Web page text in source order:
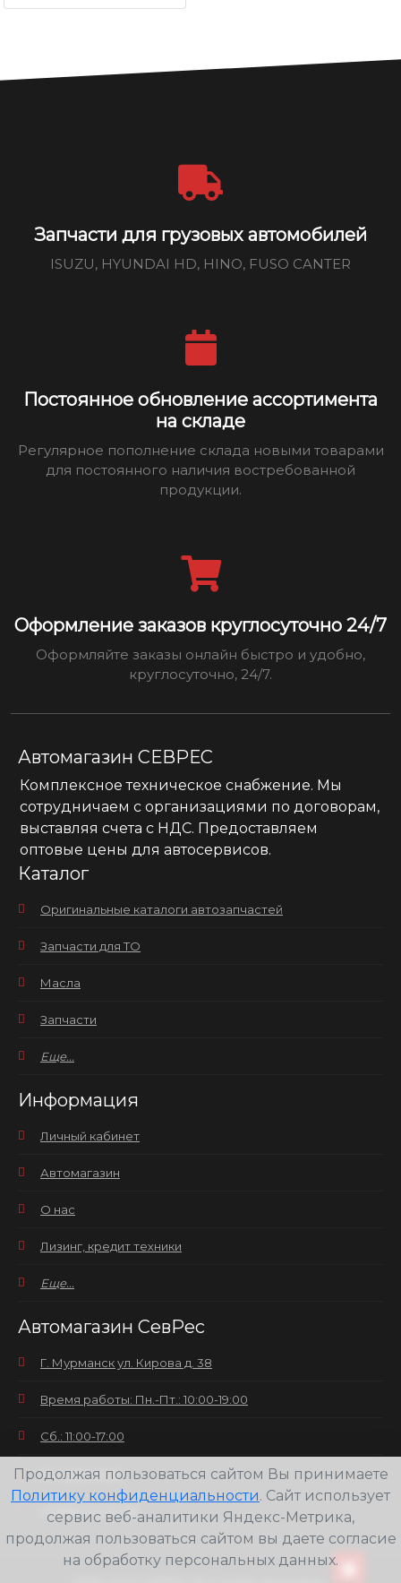
Запчасти для грузовых автомобилей
ISUZU, HYUNDAI HD, HINO, FUSO CANTER
Постоянное обновление ассортимента
на складе
Регулярное пополнение склада новыми товарами
для постоянного наличия востребованной
продукции.
Оформление заказов круглосуточно 24/7
Оформляйте заказы онлайн быстро и удобно,
круглосуточно, 24/7.
Автомагазин СЕВРЕС
Комплексное техническое снабжение. Мы
сотрудничаем с организациями по договорам,
выставляя счета с НДС. Предоставляем
оптовые цены для автосервисов.
Каталог
Оригинальные каталоги автозапчастей
Запчасти для ТО
Масла
Запчасти
Еще...
Информация
Личный кабинет
Автомагазин
О нас
Лизинг, кредит техники
Еще...
Автомагазин СевРес
Г. Мурманск ул. Кирова д. 38
Время работы: Пн.-Пт.: 10:00-19:00
Сб.: 11:00-17:00
Вс.: выходной
+7(8152) 25-30-58
Продолжая пользоваться сайтом Вы принимаете
Политику конфиденциальности. Сайт использует
сервис веб-аналитики Яндекс-Метрика,
продолжая пользоваться сайтом вы даете согласие
на обработку персональных данных.